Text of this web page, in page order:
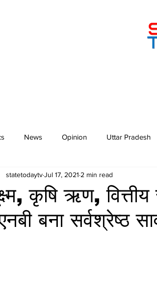
News Opinion Uttar Pradesh
कृषि ऋण,
बना सर्वश्रेष्ठ
statetodaytvJul 17, 2021 2 min read